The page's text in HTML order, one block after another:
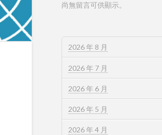
尚無留言可供顯示。
2026 年 8 月
2026 年 7 月
2026 年 6 月
2026 年 5 月
2026 年 4 月